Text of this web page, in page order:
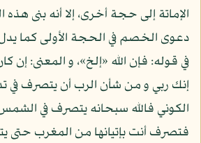
الإماتة إلى حجة أخرى، إلا أنه بنى هذه
دعوى الخصم في الحجة الأولى كما يدل
في قوله: فإن الله «إلخ»، و المعنى: إن
إنك ربي و من شأن الرب أن يتصرف في
الكوني فالله سبحانه يتصرف في
فتصرف أنت بإتيانها من المغرب حتى